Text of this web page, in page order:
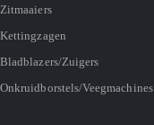
Zitmaaiers
Kettingzagen
Bladblazers/Zuigers
Onkruidborstels/Veegmachines